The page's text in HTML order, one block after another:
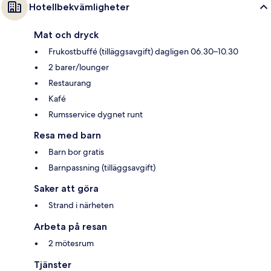
Hotellbekvämligheter
Mat och dryck
Frukostbuffé (tilläggsavgift) dagligen 06.30–10.30
2 barer/lounger
Restaurang
Kafé
Rumsservice dygnet runt
Resa med barn
Barn bor gratis
Barnpassning (tilläggsavgift)
Saker att göra
Strand i närheten
Arbeta på resan
2 mötesrum
Tjänster